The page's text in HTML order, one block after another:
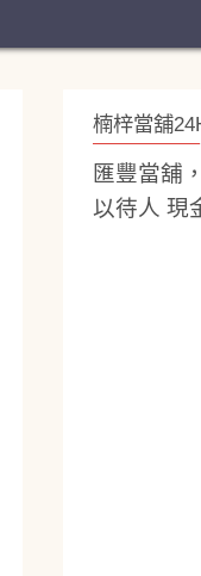
楠梓當舖
匯豐當舖
以待人 現